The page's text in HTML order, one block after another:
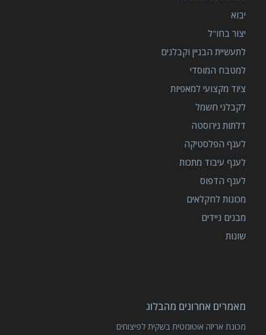
יבוא
יצור בחו"ל
לתעשיית הבניין וקבלנים
למטבח המוסדי
ציוד מקצועי למאפיות
לקבלני חשמל
דלתות נירוסטה
לענף הפלסטיקה
לענף עיבוד מתכות
לענף הדפוס
מכונות לחקלאים
מבנים ניידים
שונות
מאמרים אחרונים מהבלוג
מכונת אריזה אוטומטית בשקית לפיצוחים